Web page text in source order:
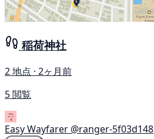
稲荷神社
2 地点 · 2ヶ月前
5 閲覧
Easy Wayfarer @ranger-5f03d148